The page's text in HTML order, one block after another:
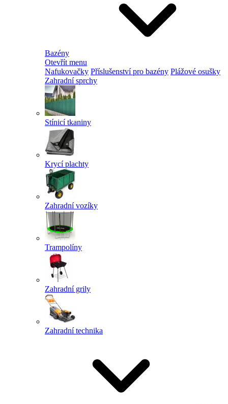
Bazény
Otevřít menu
Nafukovačky Příslušenství pro bazény Plážové osušky
Zahradní sprchy
Stínicí tkaniny
Krycí plachty
Zahradní vozíky
Trampolíny
Zahradní grily
Zahradní technika